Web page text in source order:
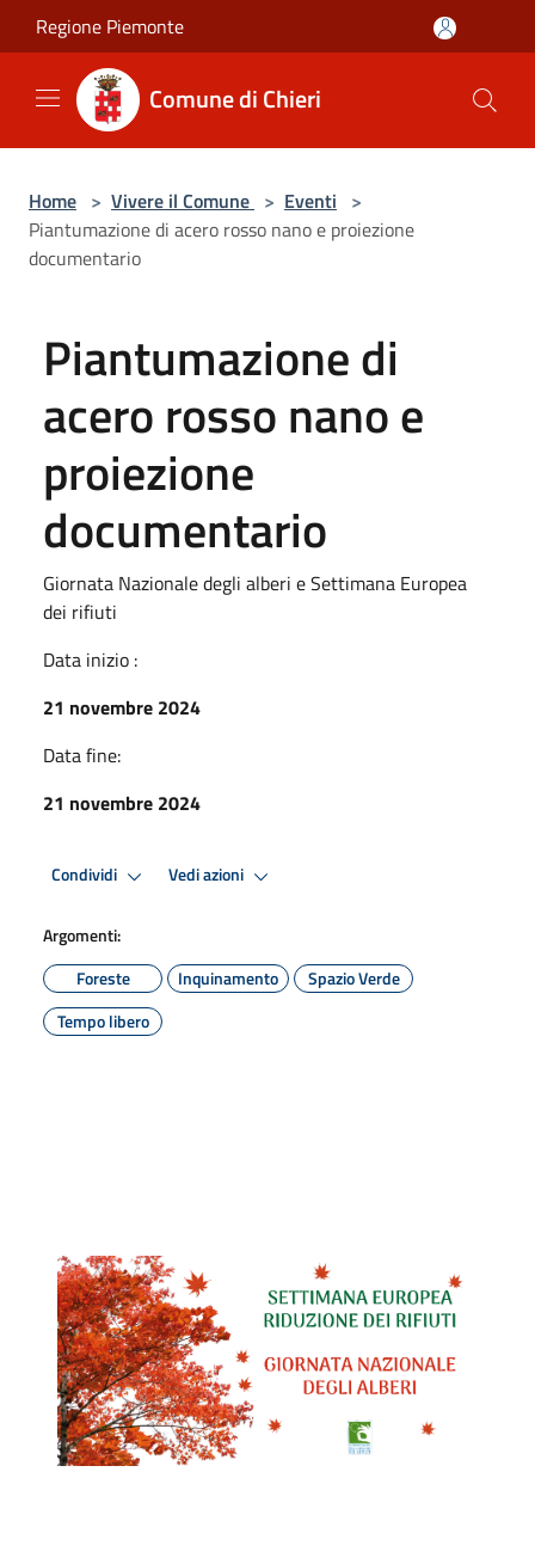
Salta al contenuto principale
Regione Piemonte
Comune di Chieri
Home > Vivere il Comune > Eventi >
Piantumazione di acero rosso nano e proiezione
documentario
Piantumazione di
acero rosso nano e
proiezione
documentario
Giornata Nazionale degli alberi e Settimana Europea
dei rifiuti
Data inizio :
21 novembre 2024
Data fine:
21 novembre 2024
Condividi Vedi azioni
Argomenti:
Foreste
Inquinamento
Spazio Verde
Tempo libero